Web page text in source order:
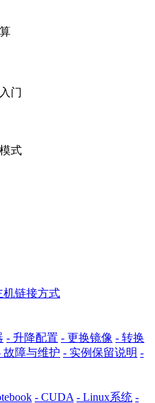
门
式
机链接方式
- 升降配置 - 更换镜像 - 转换
故障与维护 - 实例保留说明 -
- CUDA - Linux系统 -